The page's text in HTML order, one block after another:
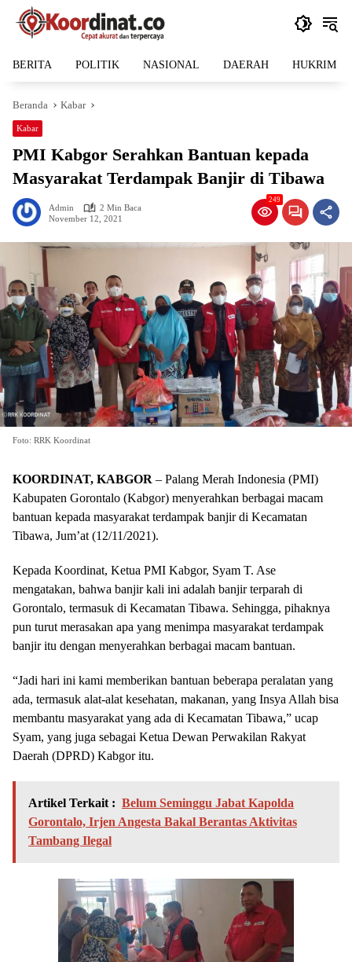
Langsung
BERITA POLITIK NASIONAL DAERAH HUKRIM
Beranda Kabar
Kabar
PMI Kabgor Serahkan Bantuan kepada
Masyarakat Terdampak Banjir di Tibawa
Admin
2 Min Baca
November 12, 2021
249
Foto: RRK Koordinat
KOORDINAT, KABGOR – Palang Merah Indonesia (PMI)
Kabupaten Gorontalo (Kabgor) menyerahkan berbagai macam
bantuan kepada masyarakat terdampak banjir di Kecamatan
Tibawa, Jum’at (12/11/2021).
Kepada Koordinat, Ketua PMI Kabgor, Syam T. Ase
mengatakan, bahwa banjir kali ini adalah banjir terparah di
Gorontalo, termasuk di Kecamatan Tibawa. Sehingga, pihaknya
pun turut merasakan apa yang menimpa masyarakat terdampak
banjir itu dengan menyerahkan berbagai macam bantuan.
“Jadi hari ini kami memberikan bantuan beberapa peralatan yang
ada, termasuk alat-alat kesehatan, makanan, yang Insya Allah bisa
membantu masyarakat yang ada di Kecamatan Tibawa,” ucap
Syam, yang juga sebagai Ketua Dewan Perwakilan Rakyat
Daerah (DPRD) Kabgor itu.
Artikel Terkait : Belum Seminggu Jabat Kapolda
Gorontalo, Irjen Angesta Bakal Berantas Aktivitas
Tambang Ilegal